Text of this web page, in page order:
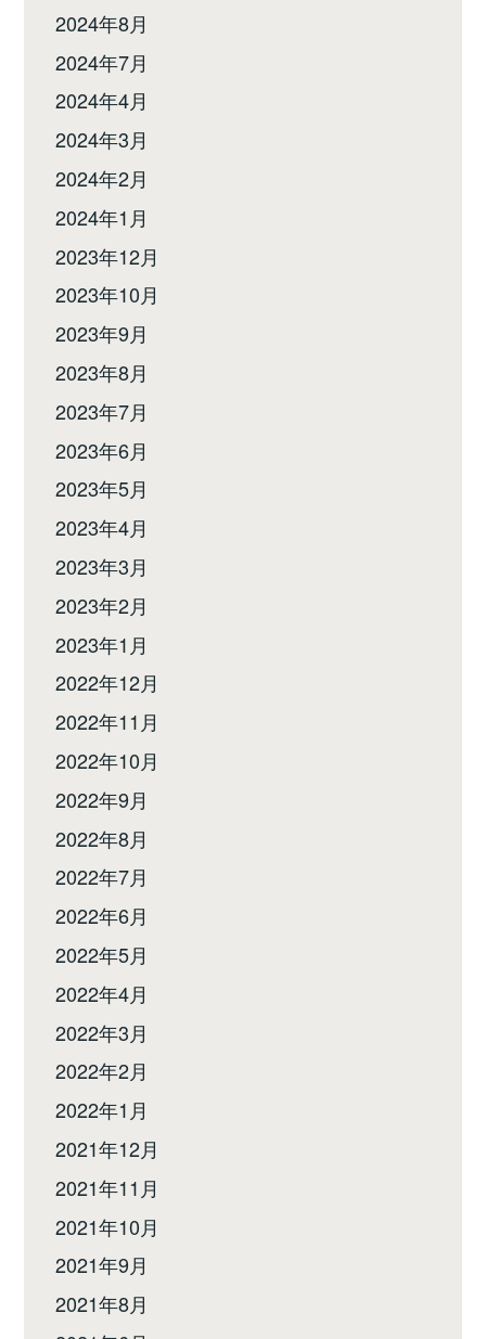
2024年8月
2024年7月
2024年4月
2024年3月
2024年2月
2024年1月
2023年12月
2023年10月
2023年9月
2023年8月
2023年7月
2023年6月
2023年5月
2023年4月
2023年3月
2023年2月
2023年1月
2022年12月
2022年11月
2022年10月
2022年9月
2022年8月
2022年7月
2022年6月
2022年5月
2022年4月
2022年3月
2022年2月
2022年1月
2021年12月
2021年11月
2021年10月
2021年9月
2021年8月